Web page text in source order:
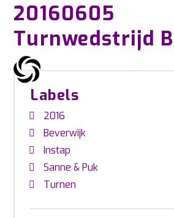
20160605
Turnwedstrijd
Labels
2016
Beverwijk
Instap
Sanne & Puk
Turnen